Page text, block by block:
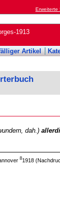
Erweiterte
1913
Artikel
dah.)
81918